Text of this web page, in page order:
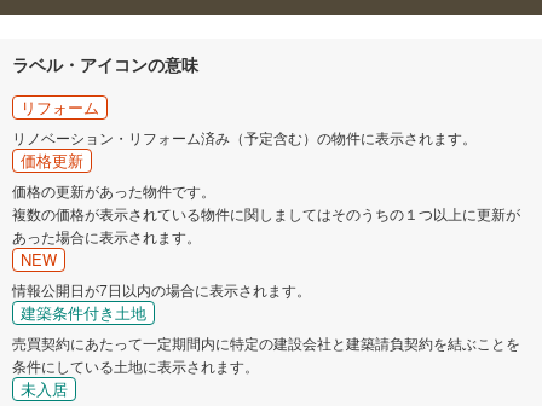
ラベル・アイコンの意味
リフォーム
リノベーション・リフォーム済み（予定含む）の物件に表示されます。
価格更新
価格の更新があった物件です。
複数の価格が表示されている物件に関しましてはそのうちの１つ以上に更新が
あった場合に表示されます。
NEW
情報公開日が7日以内の場合に表示されます。
建築条件付き土地
売買契約にあたって一定期間内に特定の建設会社と建築請負契約を結ぶことを
条件にしている土地に表示されます。
未入居